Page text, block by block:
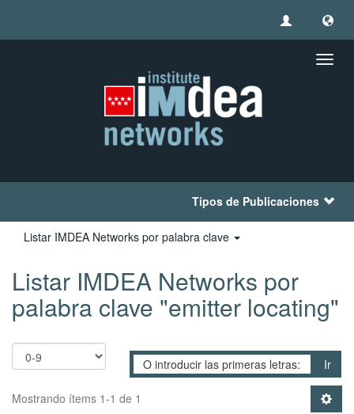
Tipos de Publicaciones
Listar IMDEA Networks por palabra clave
Listar IMDEA Networks por
palabra clave "emitter locating"
Ir
Mostrando ítems 1-1 de 1